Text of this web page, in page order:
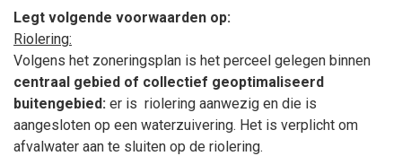
Legt volgende voorwaarden op:
Riolering:
Volgens het zoneringsplan is het perceel gelegen binnen
centraal gebied of collectief geoptimaliseerd
buitengebied: er is riolering aanwezig en die is
aangesloten op een waterzuivering. Het is verplicht om
afvalwater aan te sluiten op de riolering.